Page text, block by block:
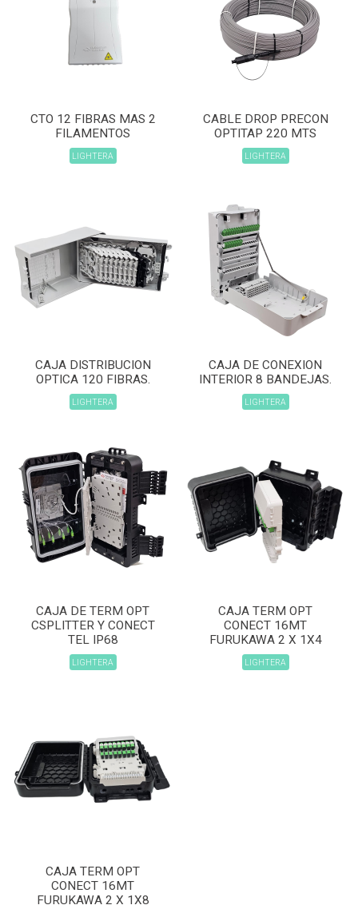
CTO 12 FIBRAS MAS 2
FILAMENTOS
LIGHTERA
CABLE DROP PRECON
OPTITAP 220 MTS
LIGHTERA
CAJA DISTRIBUCION
OPTICA 120 FIBRAS.
LIGHTERA
CAJA DE CONEXION
INTERIOR 8 BANDEJAS.
LIGHTERA
CAJA DE TERM OPT
CSPLITTER Y CONECT
TEL IP68
LIGHTERA
CAJA TERM OPT
CONECT 16MT
FURUKAWA 2 X 1X4
LIGHTERA
CAJA TERM OPT
CONECT 16MT
FURUKAWA 2 X 1X8